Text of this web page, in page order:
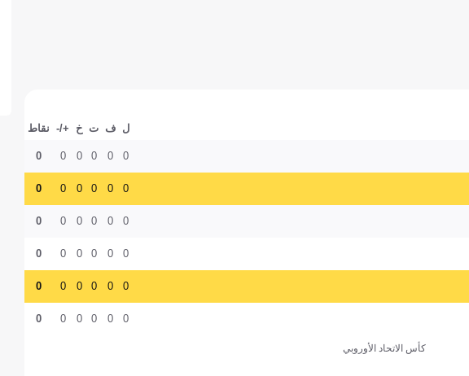
ل ف ت خ +/- نقاط
0
0
0
0
0
0
0
0
0
0
0
0
0
0
0
0
0
0
0
0
0
0
0
0
0
0
0
0
0
0
0
0
0
0
0
0
كأس الاتحاد الأوروبي